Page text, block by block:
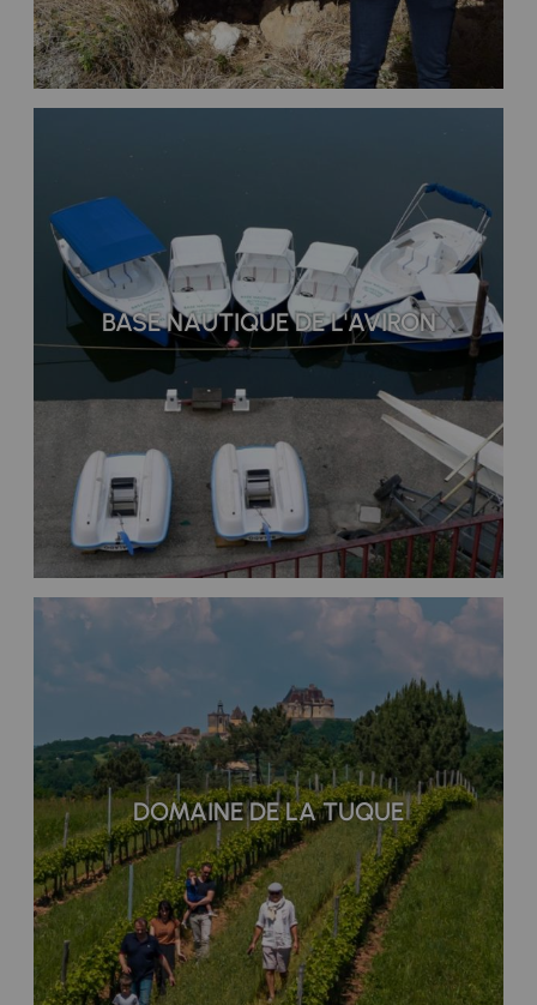
BASE NAUTIQUE DE L'AVIRON
DOMAINE DE LA TUQUE